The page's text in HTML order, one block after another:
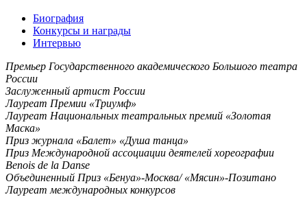
Биография
Конкурсы и награды
Интервью
Премьер Государственного академического Большого театра
России
Заслуженный артист России
Лауреат Премии «Триумф»
Лауреат Национальных театральных премий «Золотая
Маска»
Приз журнала «Балет» «Душа танца»
Приз Международной ассоциации деятелей хореографии
Benois de la Danse
Объединенный Приз «Бенуа»-Москва/ «Мясин»-Позитано
Лауреат международных конкурсов